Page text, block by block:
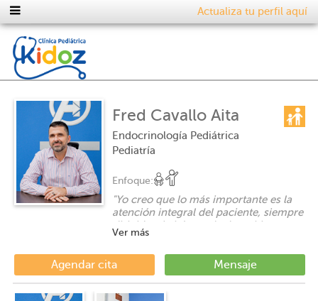
Actualiza tu perfil aquí
Fred Cavallo Aita
Endocrinología Pediátrica
Pediatría
Enfoque:
"Yo creo que lo más importante es la
atención integral del paciente, siempre
dirigida a la búsqueda de su bienestar.
Para lograrlo, es fundamental una
muy importante el apoyo de todos los
medios tecnológicos posibles."
Ver más
Agendar cita Mensaje